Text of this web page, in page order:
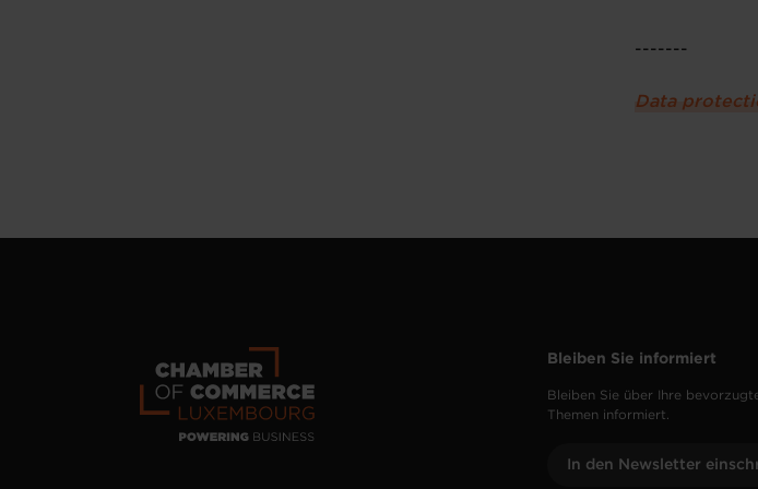
-------
Data
Bleiben Sie informiert
Bleiben Sie über Ihre
Themen informiert.
In den Newsletter